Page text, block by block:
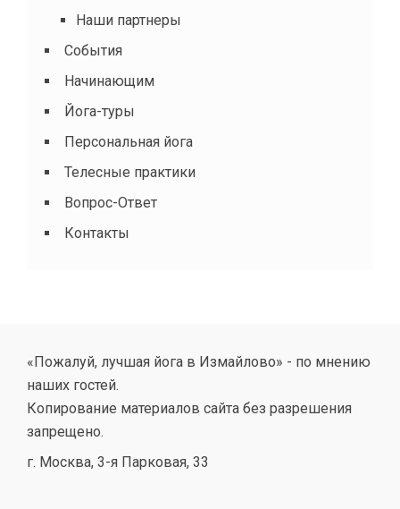
Наши партнеры
События
Начинающим
Йога-туры
Персональная йога
Телесные практики
Вопрос-Ответ
Контакты
«Пожалуй, лучшая йога в Измайлово» - по мнению
наших гостей.
Копирование материалов сайта без разрешения
запрещено.
г. Москва, 3-я Парковая, 33